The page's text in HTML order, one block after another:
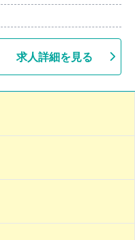
求人詳細を見る